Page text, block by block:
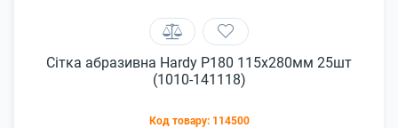
Сітка абразивна Hardy P180 115х280мм 25шт
(1010-141118)
Код товару: 114500